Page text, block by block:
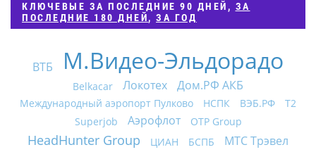
КЛЮЧЕВЫЕ ЗА ПОСЛЕДНИЕ 90 ДНЕЙ , ЗА
ПОСЛЕДНИЕ 180 ДНЕЙ, ЗА ГОД
ВТБ М.Видео-Эльдорадо
Belkacar Локотех Дом.РФ АКБ
Международный аэропорт Пулково НСПК ВЭБ.РФ
Т2
Superjob
Аэрофлот OTP Group
HeadHunter Group ЦИАН БСПБ МТС Трэвел